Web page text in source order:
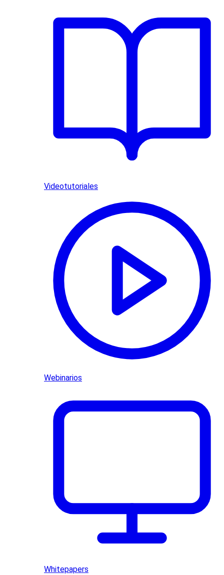
Videotutoriales
Webinarios
Whitepapers